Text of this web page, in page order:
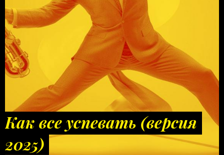
Как все успевать (версия
2025)